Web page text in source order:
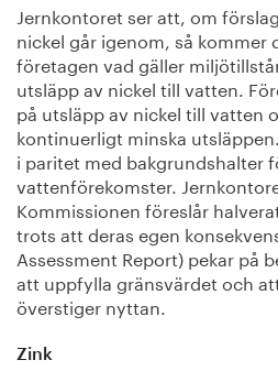
Jernkontoret ser att, om
nickel går igenom, så kommer
företagen vad gäller
utsläpp av nickel till vatten.
på utsläpp av nickel till vatten
kontinuerligt minska
i paritet med bakgrundshalter
vattenförekomster.
Kommissionen föreslår
trots att deras egen
Assessment Report) pekar på
att uppfylla gränsvärdet och
överstiger nyttan.
Zink